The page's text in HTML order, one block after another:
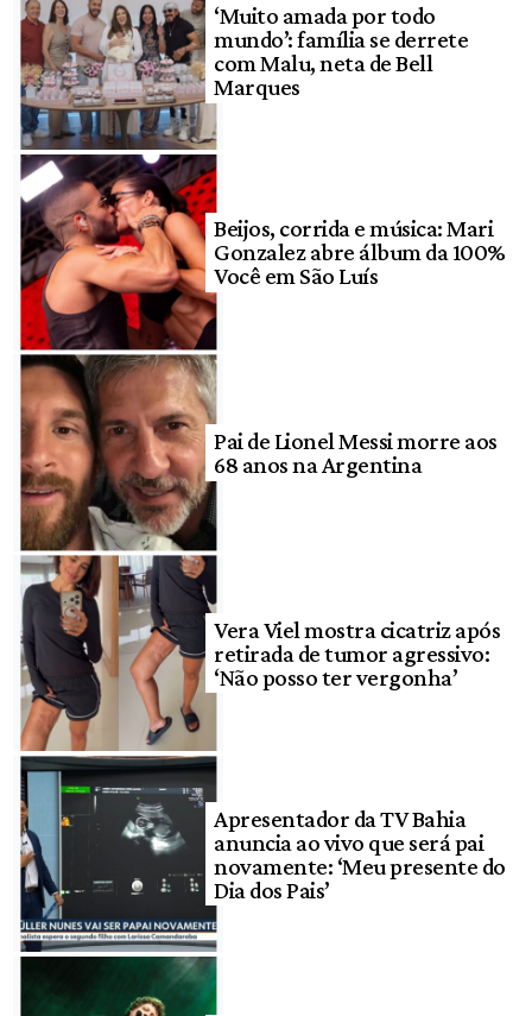
‘Muito amada por todo
mundo’: família se derrete
com Malu, neta de Bell
Marques
Beijos, corrida e música: Mari
Gonzalez abre álbum da 100%
Você em São Luís
Pai de Lionel Messi morre aos
68 anos na Argentina
Vera Viel mostra cicatriz após
retirada de tumor agressivo:
‘Não posso ter vergonha’
Apresentador da TV Bahia
anuncia ao vivo que será pai
novamente: ‘Meu presente do
Dia dos Pais’